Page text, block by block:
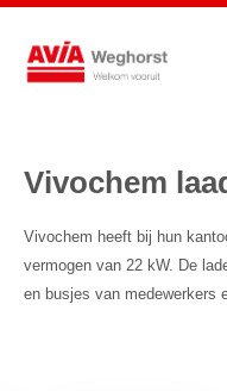
Vivochem
Vivochem heeft bij hun
vermogen van 22 kW. De
en busjes van medewerkers